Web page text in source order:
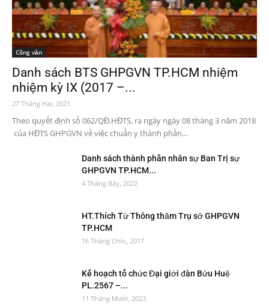
Công văn
Danh sách BTS GHPGVN TP.HCM nhiệm
nhiệm kỳ IX (2017 –...
27 Tháng Hai, 2021
Theo quyết định số 062/QĐ.HĐTS, ra ngày ngày 08 tháng 3 năm 2018
của HĐTS GHPGVN về việc chuẩn y thành phần...
Danh sách thành phần nhân sự Ban Trị sự
GHPGVN TP.HCM...
4 Tháng Bảy, 2022
HT.Thích Từ Thông thăm Trụ sở GHPGVN
TP.HCM
16 Tháng Chín, 2017
Kế hoạch tổ chức Đại giới đàn Bửu Huệ
PL.2567 –...
11 Tháng Mười, 2023